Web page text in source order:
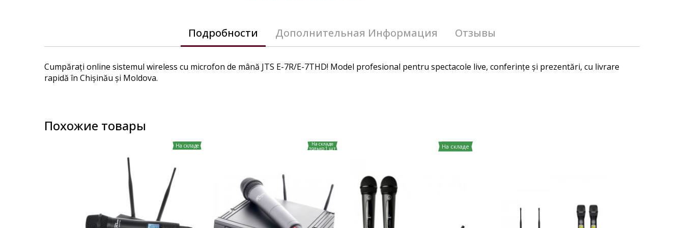
Подробности
Cumpărați online sistemul wireless cu microfon de mână JTS E-7R/E-7THD! Model profesional pentru spectacole live, conferințe și prezentări, cu livrare
rapidă în Chișinău și Moldova.
Дополнительная Информация Отзывы
Похожие товары
На складе На складе
только 1 шт На складе